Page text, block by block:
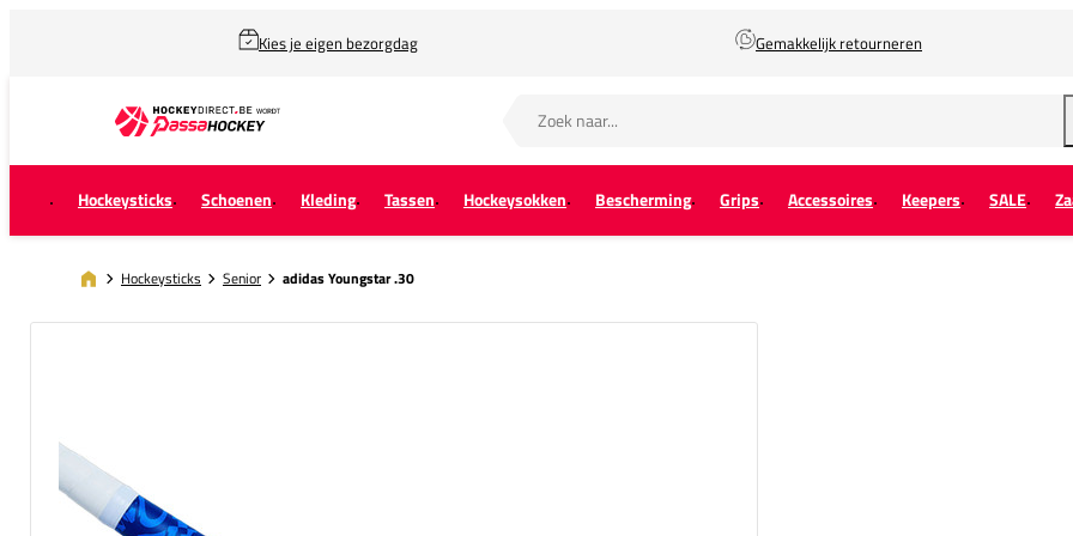
Kies je eigen bezorgdag Gemakkelijk retourneren
Hockeysticks Schoenen Kleding Tassen Hockeysokken Bescherming Grips Accessoires Keepers SALE
Hockeysticks Senior adidas Youngstar .30